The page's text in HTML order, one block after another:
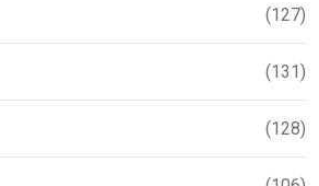
(127)
(131)
(128)